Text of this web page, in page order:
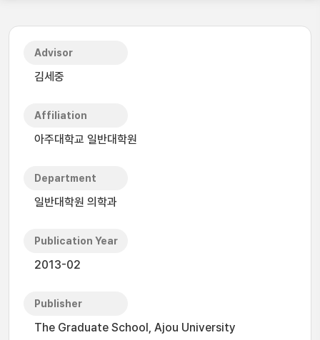
Advisor
김세중
Affiliation
아주대학교 일반대학원
Department
일반대학원 의학과
Publication Year
2013-02
Publisher
The Graduate School, Ajou University